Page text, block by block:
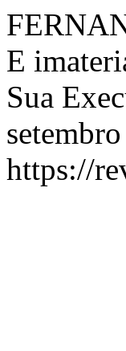
E
Sua
https://